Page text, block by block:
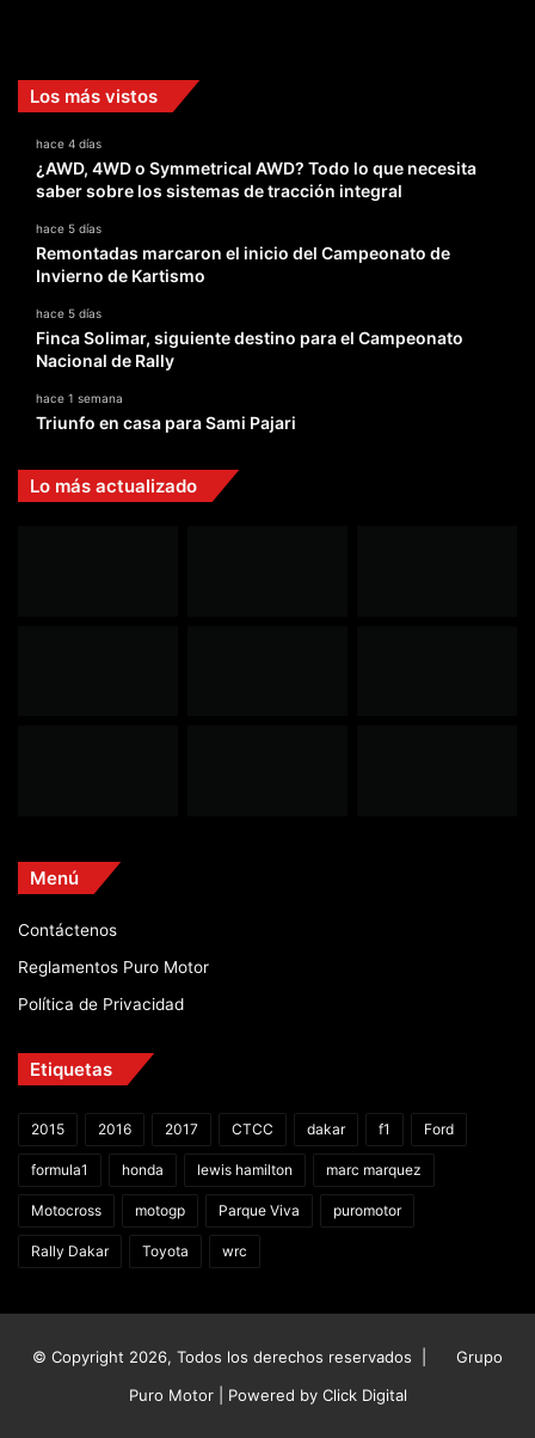
Los más vistos
hace 4 días
¿AWD, 4WD o Symmetrical AWD? Todo lo que necesita
saber sobre los sistemas de tracción integral
hace 5 días
Remontadas marcaron el inicio del Campeonato de
Invierno de Kartismo
hace 5 días
Finca Solimar, siguiente destino para el Campeonato
Nacional de Rally
hace 1 semana
Triunfo en casa para Sami Pajari
Lo más actualizado
Menú
Contáctenos
Reglamentos Puro Motor
Política de Privacidad
Etiquetas
2015 2016 2017 CTCC dakar f1 Ford
formula1 honda lewis hamilton marc marquez
Motocross motogp Parque Viva puromotor
Rally Dakar Toyota wrc
© Copyright 2026, Todos los derechos reservados |
Grupo
Puro Motor | Powered by Click Digital